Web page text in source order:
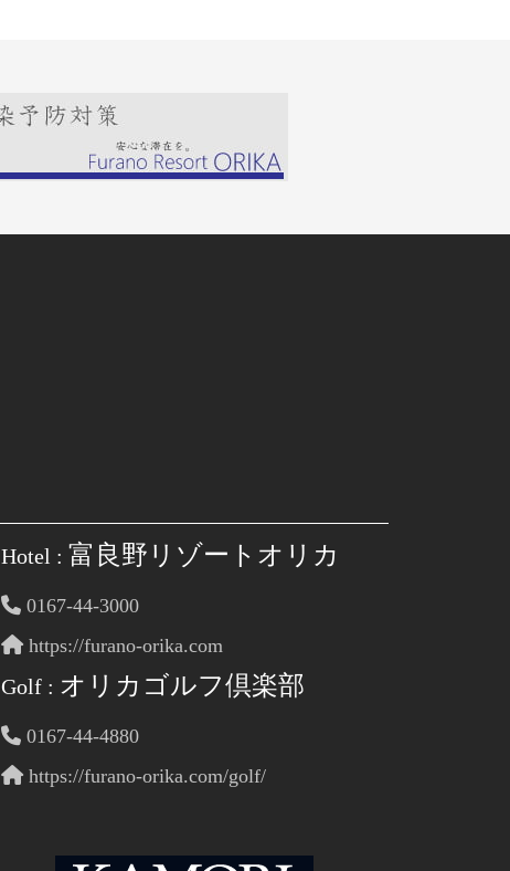
Hotel : 富良野リゾートオリカ
0167-44-3000
https://furano-orika.com
Golf : オリカゴルフ倶楽部
0167-44-4880
https://furano-orika.com/golf/